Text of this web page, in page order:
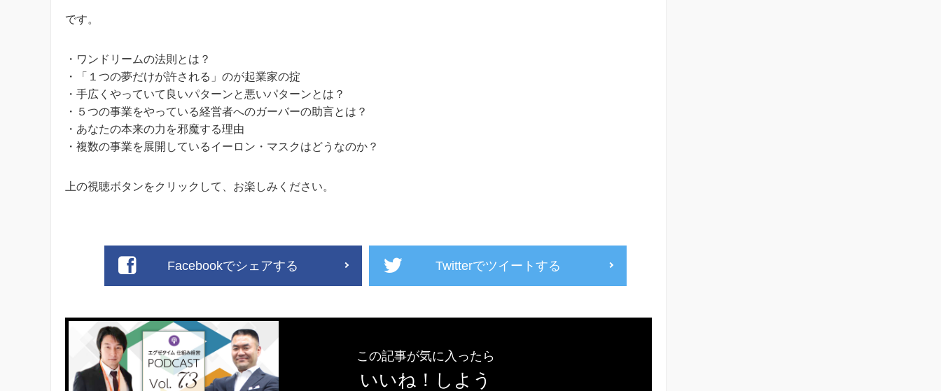
です。
・ワンドリームの法則とは？
・「１つの夢だけが許される」のが起業家の掟
・手広くやっていて良いパターンと悪いパターンとは？
・５つの事業をやっている経営者へのガーバーの助言とは？
・あなたの本来の力を邪魔する理由
・複数の事業を展開しているイーロン・マスクはどうなのか？
上の視聴ボタンをクリックして、お楽しみください。
Facebookでシェアする Twitterでツイートする
この記事が気に入ったら
いいね！しよう